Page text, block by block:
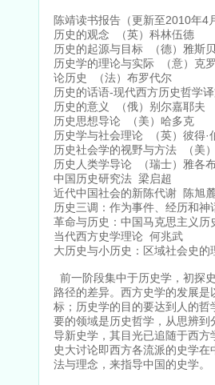
陈靖读书报告（更新至2010年4
历史的观念 （英）科林伍德
历史的起源与目标 （德）雅斯
历史学的理论与实际 （意）克
论历史 （法）布罗代尔
历史的话语-现代西方历史哲学
历史的意义 （俄）别尔嘉耶夫
历史思想导论 （美）哈多克
历史学与社会理论 （英）彼得·
历史社会学的视野与方法 （美
历史人类学导论 （瑞士）雅各
中国历史研究法 梁启超
近代中国社会的新陈代谢 陈旭
历史三调：作为事件、经历和
革命与历史：中国马克思主义
当代西方史学理论 何兆武
大历史与小历史：区域社会史
前一阶段集中于历史学，初探
路径的差异。西方史学的发展
标；历史学的目的要达到人的
要的领域是历史哲学，从思辨
导新史学，其目光已追随于西
史大讨论即西方各流派的史学在
法与理念，来指导中国的史学。